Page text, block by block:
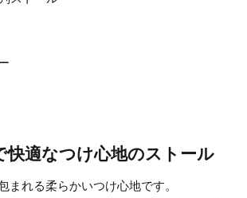
快適なつけ心地のストール
まれる柔らかいつけ心地です。